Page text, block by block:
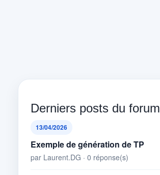
Derniers posts du forum
13/04/2026
Exemple de génération de TP
par Laurent.DG · 0 réponse(s)